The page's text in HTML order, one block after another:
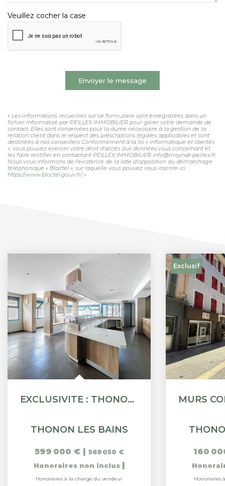
Veuillez cocher la case
Envoyer le message
« Les informations recueillies sur ce formulaire sont enregistrées dans un
fichier informatisé par PEILLEX IMMOBILIER pour gérer votre demande de
contact. Elles sont conservées pour la durée nécessaire à la gestion de la
relation client dans le respect des prescriptions légales applicables et sont
destinées à nos conseillers Conformément à la loi « informatique et libertés
», vous pouvez exercer votre droit d'accès aux données vous concernant et
les faire rectifier en contactant PEILLEX IMMOBILIER info@moynat-peillex.fr.
Nous vous informons de l'existence de la liste d'opposition au démarchage
téléphonique « Bloctel », sur laquelle vous pouvez vous inscrire ici :
https://www.bloctel.gouv.fr/»
EXCLUSIVITE : THONON - LOCAL COMMERCIAL / BUREAU - 261M²
THONON LES BAINS
599 000 € | 569 050 €
Honoraires non inclus |
Honoraires à la charge du vendeur
Exclusif
160
Honoraires